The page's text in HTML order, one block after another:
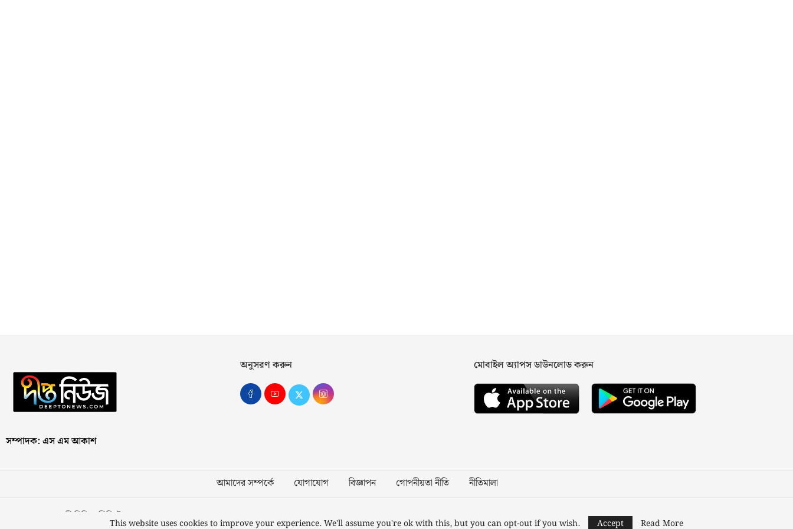
সম্পাদক: এস এম আকাশ
অনুসরণ করুন মোবাইল অ্যাপস ডাউনলোড করুন
আমাদের সম্পর্কে যোগাযোগ বিজ্ঞাপন গোপনীয়তা নীতি নীতিমালা
স্বত্ব © ২০২৩ কাজী মিডিয়া লিমিটেড Designed and Developed byNusratech Pte Ltd.
This website uses cookies to improve your experience. We'll assume you're ok with this, but you can opt-out if you wish. Accept Read More